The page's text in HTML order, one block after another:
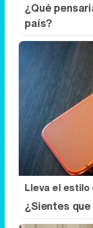
Lleva el estilo
¿Sientes